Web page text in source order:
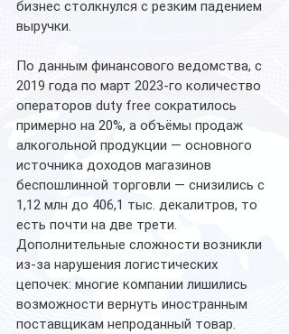
бизнес столкнулся с резким падением
выручки.
По данным финансового ведомства, с
2019 года по март 2023-го количество
операторов duty free сократилось
примерно на 20%, а объёмы продаж
алкогольной продукции — основного
источника доходов магазинов
беспошлинной торговли — снизились с
1,12 млн до 406,1 тыс. декалитров, то
есть почти на две трети.
Дополнительные сложности возникли
из-за нарушения логистических
цепочек: многие компании лишились
возможности вернуть иностранным
поставщикам непроданный товар.